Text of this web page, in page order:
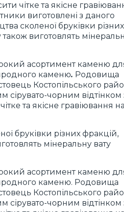
чітке та якісне
виготовлені з даного
сколеної бруківки різних
виготовлять
асортимент каменю
каменю. Родовища
Костопільського
сірувато-чорним відтінком
та якісне гравіювання на
бруківки різних фракцій,
мінеральну вату
асортимент каменю
каменю. Родовища
Костопільського
сірувато-чорним відтінком